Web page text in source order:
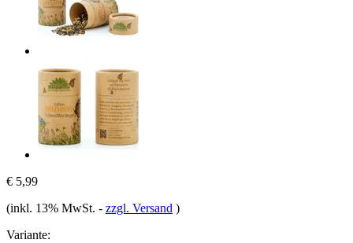
€ 5,99
(inkl. 13% MwSt. - zzgl. Versand )
Variante: